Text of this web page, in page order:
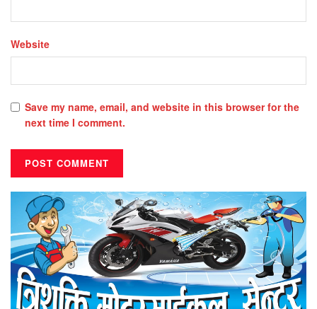
Website
Save my name, email, and website in this browser for the
next time I comment.